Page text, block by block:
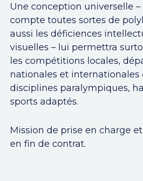
Une conception universelle
compte toutes sortes de
aussi les déficiences
visuelles – lui permettra
les compétitions locales,
nationales et internationales
disciplines paralympiques,
sports adaptés.
Mission de prise en charge
en fin de contrat.